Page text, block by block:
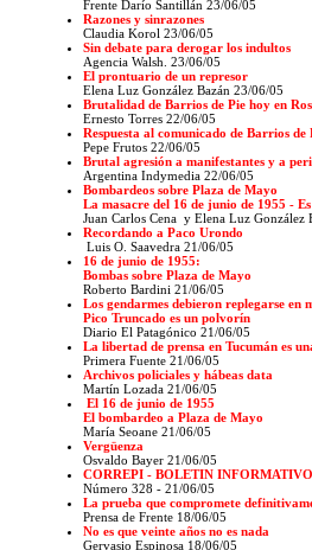
Frente Darío Santillán 23/06/05
Razones y sinrazones
Claudia Korol 23/06/05
Sin debate para derogar los indultos
Agencia Walsh. 23/06/05
El prontuario de un represor
Elena Luz González Bazán 23/06/05
Brutalidad de Barrios de Pie hoy en
Ernesto Torres 22/06/05
Respuesta al comunicado de Barrios de
Pepe Frutos 22/06/05
Brutal agresión a manifestantes y a
Argentina Indymedia 22/06/05
Bombardeos sobre Plaza de Mayo
La masacre del 16 de junio de 1955 -
Juan Carlos Cena y Elena Luz González
Recordando a Paco Urondo
Luis O. Saavedra 21/06/05
16 de junio de 1955:
Bombas sobre Plaza de Mayo
Roberto Bardini 21/06/05
Los gendarmes debieron replegarse en
Pico Truncado es un polvorín
Diario El Patagónico 21/06/05
La libertad de prensa en Tucumán es
Primera Fuente 21/06/05
Archivos policiales y hábeas data
Martín Lozada 21/06/05
El 16 de junio de 1955
El bombardeo a Plaza de Mayo
María Seoane 21/06/05
Vergüenza
Osvaldo Bayer 21/06/05
CORREPI - BOLETIN INFORMATIVO
Número 328 - 21/06/05
La prueba que compromete
Prensa de Frente 18/06/05
No es que veinte años no es nada
Gervasio Espinosa 18/06/05